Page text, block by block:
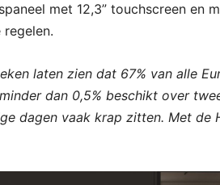
met 12,3” touchscreen en
laten zien dat 67% van alle
dan 0,5% beschikt over
dagen vaak krap zitten. Met de